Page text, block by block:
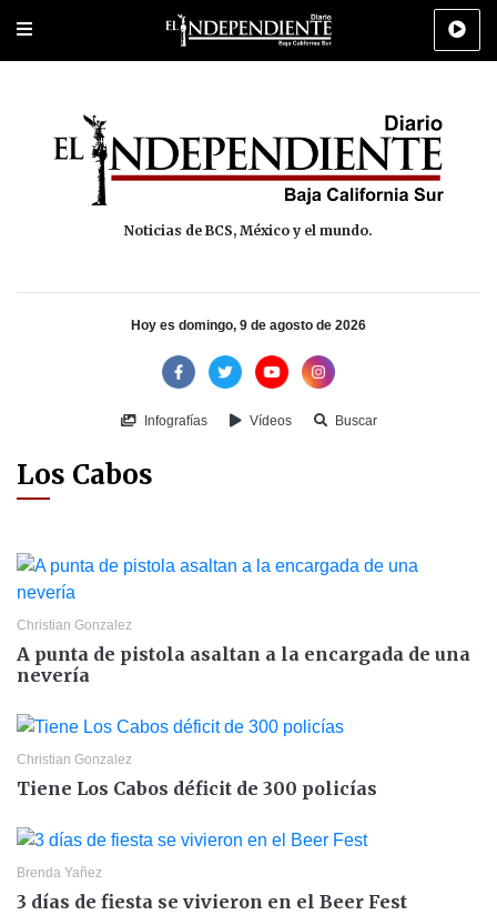
Portada Los Cabos Policiaca Deportes Cultura
Noticias de BCS, México y el mundo.
Hoy es domingo, 9 de agosto de 2026
Infografías Vídeos Buscar
Los Cabos
Christian Gonzalez
A punta de pistola asaltan a la encargada de una
nevería
Christian Gonzalez
Tiene Los Cabos déficit de 300 policías
Brenda Yañez
3 días de fiesta se vivieron en el Beer Fest